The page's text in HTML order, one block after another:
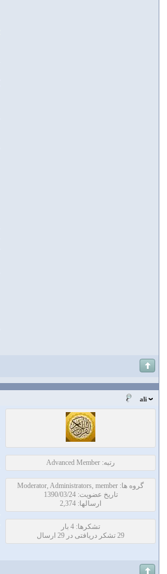
ali
رتبه: Advanced Member
گروه ها: Moderator, Administrators, member
تاریخ عضویت: 1390/03/24
ارسالها: 2,374
تشکرها: 4 بار
29 تشکر دریافتی در 29 ارسال